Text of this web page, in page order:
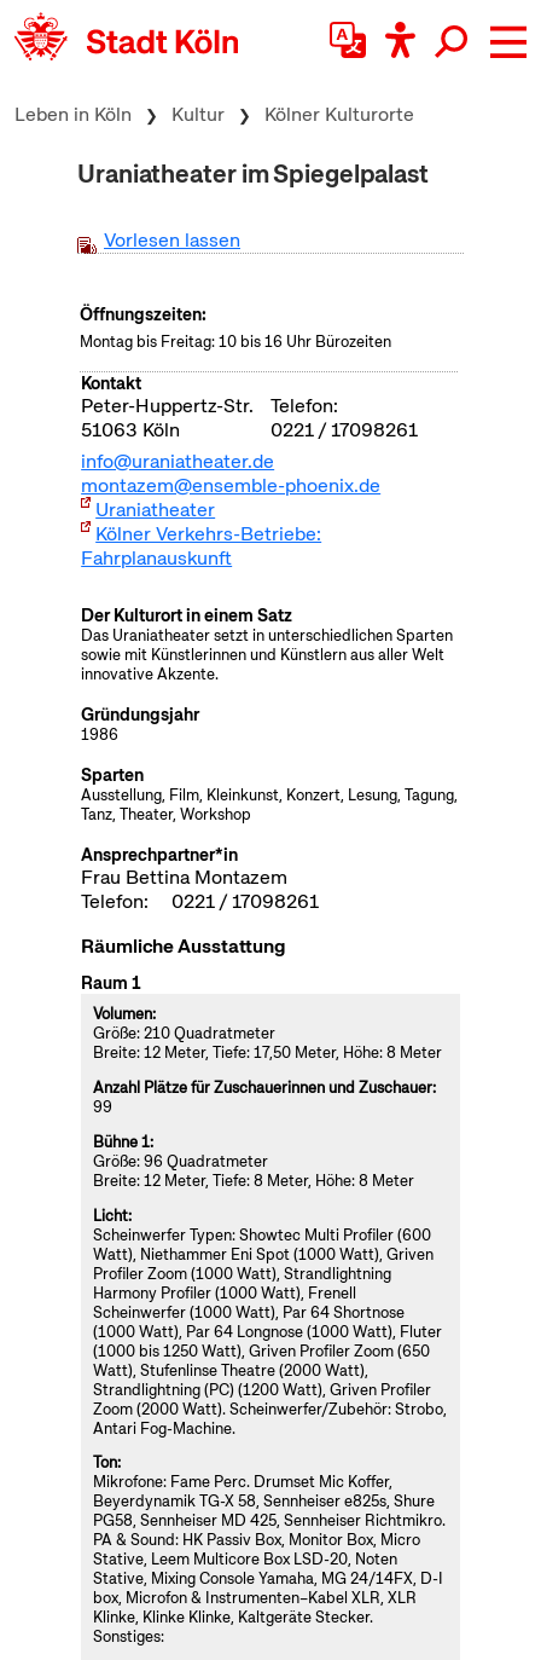
zum Inhalt springen
Leben in Köln Kultur Kölner Kulturorte
Uraniatheater im Spiegelpalast
Vorlesen lassen
Öffnungszeiten:
Montag bis Freitag: 10 bis 16 Uhr Bürozeiten
Kontakt
Peter-Huppertz-Str.
51063 Köln
Telefon:
0221 / 17098261
info@uraniatheater.de
montazem@ensemble-phoenix.de
Uraniatheater
Kölner Verkehrs-Betriebe:
Fahrplanauskunft
Der Kulturort in einem Satz
Das Uraniatheater setzt in unterschiedlichen Sparten
sowie mit Künstlerinnen und Künstlern aus aller Welt
innovative Akzente.
Gründungsjahr
1986
Sparten
Ausstellung, Film, Kleinkunst, Konzert, Lesung, Tagung,
Tanz, Theater, Workshop
Ansprechpartner*in
Frau Bettina Montazem
Telefon:
0221 / 17098261
Räumliche Ausstattung
Raum 1
Volumen:
Größe: 210 Quadratmeter
Breite: 12 Meter, Tiefe: 17,50 Meter, Höhe: 8 Meter
Anzahl Plätze für Zuschauerinnen und Zuschauer:
99
Bühne 1:
Größe: 96 Quadratmeter
Breite: 12 Meter, Tiefe: 8 Meter, Höhe: 8 Meter
Licht:
Scheinwerfer Typen: Showtec Multi Profiler (600
Watt), Niethammer Eni Spot (1000 Watt), Griven
Profiler Zoom (1000 Watt), Strandlightning
Harmony Profiler (1000 Watt), Frenell
Scheinwerfer (1000 Watt), Par 64 Shortnose
(1000 Watt), Par 64 Longnose (1000 Watt), Fluter
(1000 bis 1250 Watt), Griven Profiler Zoom (650
Watt), Stufenlinse Theatre (2000 Watt),
Strandlightning (PC) (1200 Watt), Griven Profiler
Zoom (2000 Watt). Scheinwerfer/Zubehör: Strobo,
Antari Fog-Machine.
Ton:
Mikrofone: Fame Perc. Drumset Mic Koffer,
Beyerdynamik TG-X 58, Sennheiser e825s, Shure
PG58, Sennheiser MD 425, Sennheiser Richtmikro.
PA & Sound: HK Passiv Box, Monitor Box, Micro
Stative, Leem Multicore Box LSD-20, Noten
Stative, Mixing Console Yamaha, MG 24/14FX, D-I
box, Microfon & Instrumenten–Kabel XLR, XLR
Klinke, Klinke Klinke, Kaltgeräte Stecker.
Sonstiges: